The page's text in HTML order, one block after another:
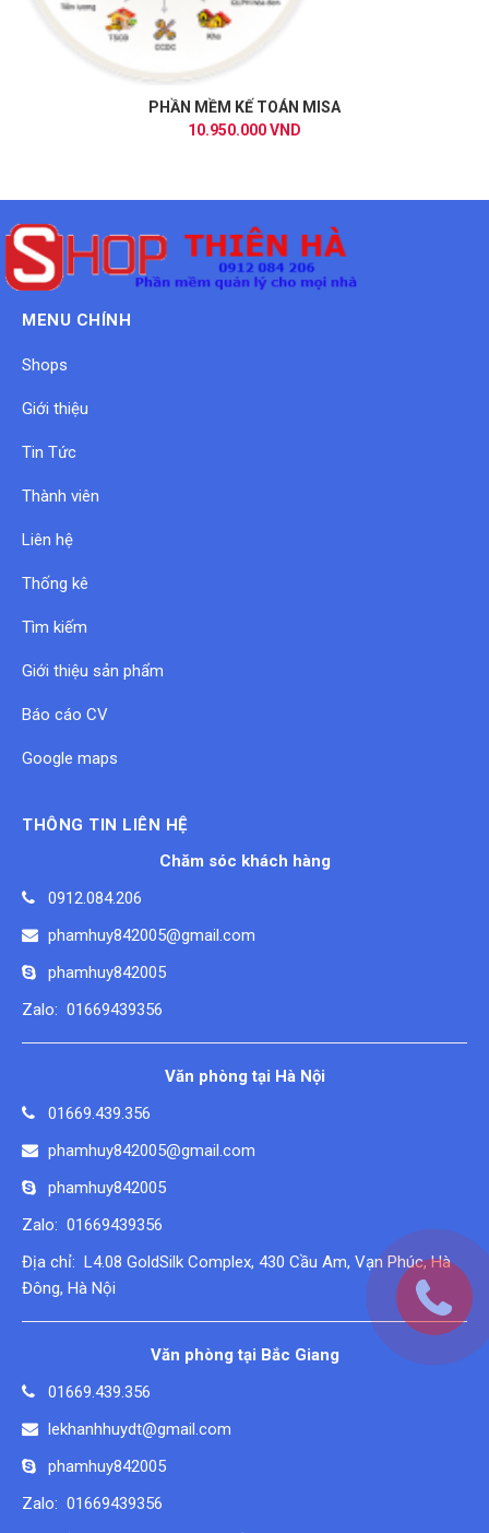
PHẦN MỀM KẾ TOÁN MISA
10.950.000 VND
MENU CHÍNH
Shops
Giới thiệu
Tin Tức
Thành viên
Liên hệ
Thống kê
Tìm kiếm
Giới thiệu sản phẩm
Báo cáo CV
Google maps
THÔNG TIN LIÊN HỆ
Chăm sóc khách hàng
0912.084.206
phamhuy842005@gmail.com
phamhuy842005
Zalo: 01669439356
Văn phòng tại Hà Nội
01669.439.356
phamhuy842005@gmail.com
phamhuy842005
Zalo: 01669439356
Địa chỉ: L4.08 GoldSilk Complex, 430 Cầu Am, Vạn Phúc, Hà
Đông, Hà Nội
Văn phòng tại Bắc Giang
01669.439.356
lekhanhhuydt@gmail.com
phamhuy842005
Zalo: 01669439356